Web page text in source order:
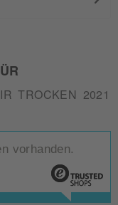
TROCKEN 2021
vorhanden.